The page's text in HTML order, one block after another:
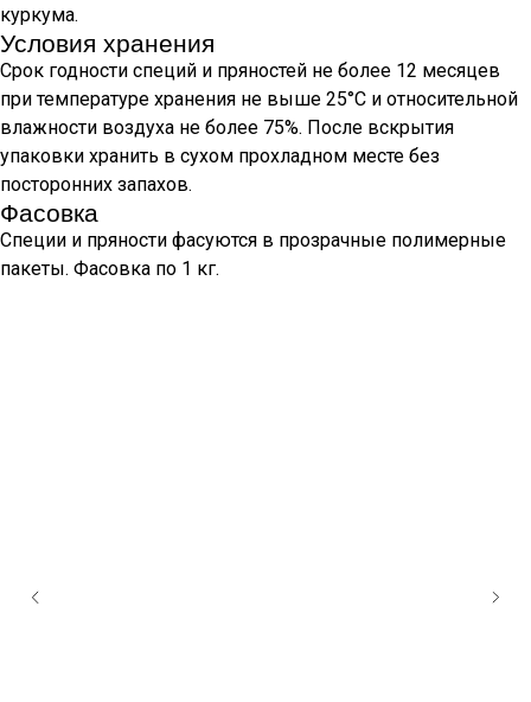
куркума.
Условия хранения
Срок годности специй и пряностей не более 12 месяцев
при температуре хранения не выше 25°С и относительной
влажности воздуха не более 75%. После вскрытия
упаковки хранить в сухом прохладном месте без
посторонних запахов.
Фасовка
Специи и пряности фасуются в прозрачные полимерные
пакеты. Фасовка по 1 кг.